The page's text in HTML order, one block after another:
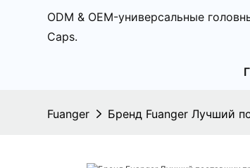
ODM & OEM-универсальные
Caps.
Fuanger Бренд Fuanger Лучший